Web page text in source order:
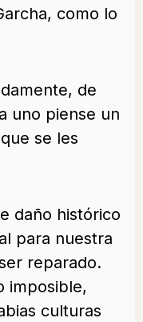
como lo
de
uno piense un
se les
daño histórico
para nuestra
reparado.
imposible,
culturas